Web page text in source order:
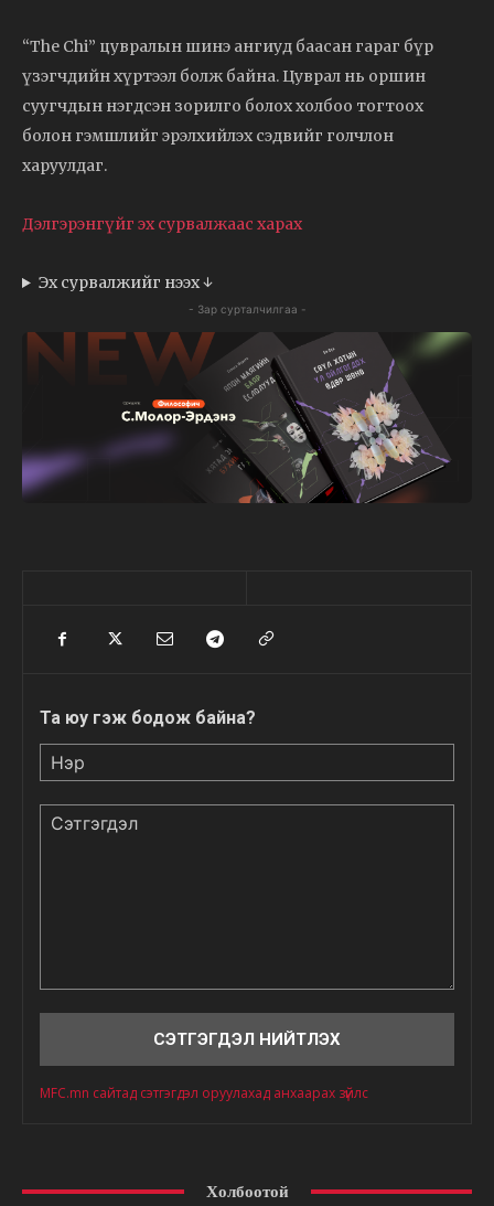
“The Chi” цувралын шинэ ангиуд баасан гараг бүр
үзэгчдийн хүртээл болж байна. Цуврал нь оршин
суугчдын нэгдсэн зорилго болох холбоо тогтоох
болон гэмшлийг эрэлхийлэх сэдвийг голчлон
харуулдаг.
Дэлгэрэнгүйг эх сурвалжаас харах
Эх сурвалжийг нээх ↓
- Зар сурталчилгаа -
Та юу гэж бодож байна?
MFC.mn сайтад сэтгэгдэл оруулахад анхаарах зүйлс
Холбоотой